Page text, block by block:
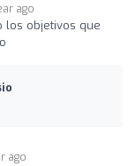
ago
los objetivos que
ago